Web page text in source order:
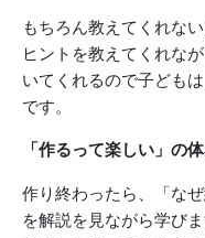
もちろん教えてくれな
ヒントを教えてくれな
いてくれるので子ども
です。
「作るって楽しい」の
作り終わったら、「な
を解説を見ながら学び